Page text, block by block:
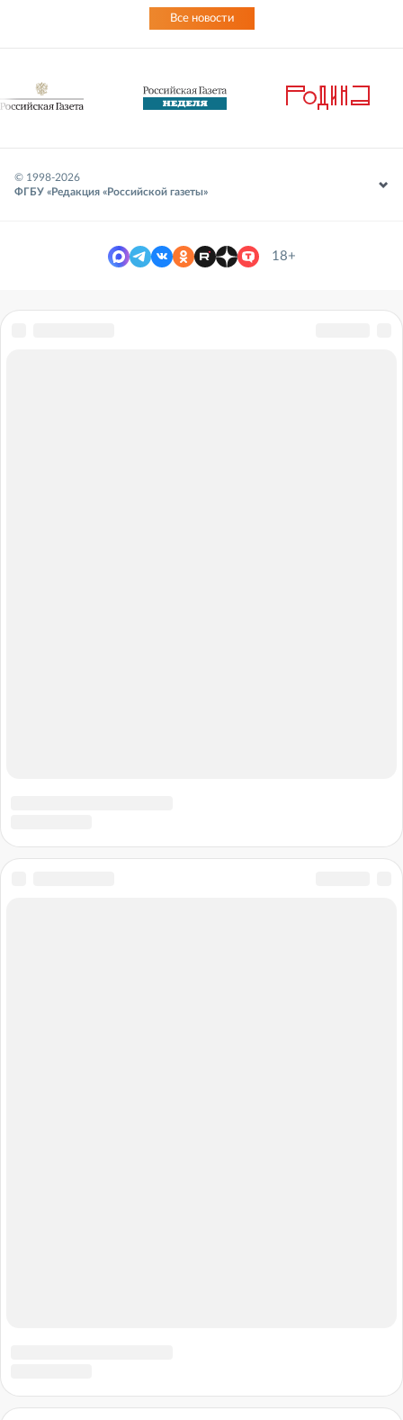
Все новости
© 1998-2026
ФГБУ «Редакция «Российской газеты»
18+